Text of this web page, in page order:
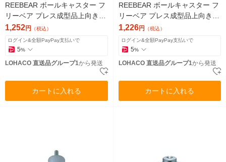
REEBEAR ボールキャスター フ
リーベア プレス成型品上向き用
スチール製 Cー8Lー6 1個（直
送品）
1,252円 （税込）
ログイン&全額PayPay支払いで
5%
LOHACO 直送品グループ1から発送
カートに入れる
REEBEAR ボールキャスター フ
リーベア プレス成型品上向き用
スチール製 Cー8S 1個（直送
品）
1,226円 （税込）
ログイン&全額PayPay支払いで
5%
LOHACO 直送品グループ1から発送
カートに入れる